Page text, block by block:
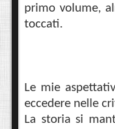
primo volume,
toccati.
Le mie
eccedere nelle
La storia si